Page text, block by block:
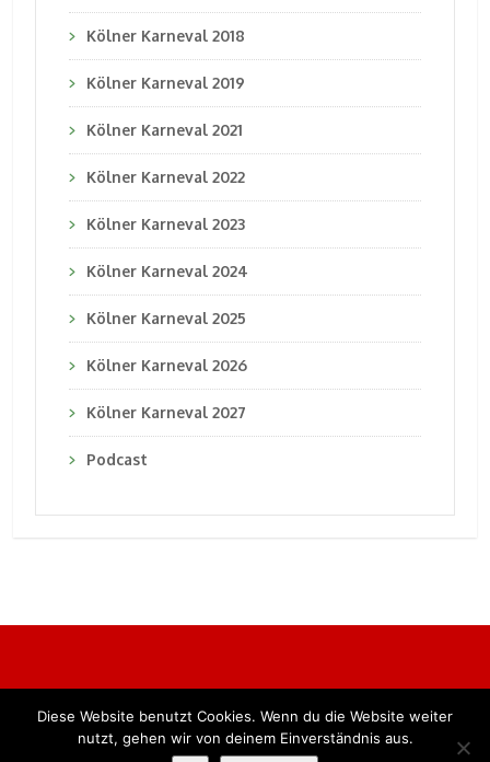
Kölner Karneval 2018
Kölner Karneval 2019
Kölner Karneval 2021
Kölner Karneval 2022
Kölner Karneval 2023
Kölner Karneval 2024
Kölner Karneval 2025
Kölner Karneval 2026
Kölner Karneval 2027
Podcast
Alle Rechte vorbehalten. BKB Verlag GmbH
Diese Website benutzt Cookies. Wenn du die Website weiter
nutzt, gehen wir von deinem Einverständnis aus.